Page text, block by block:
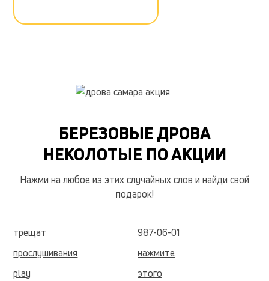
БЕРЕЗОВЫЕ ДРОВА
НЕКОЛОТЫЕ ПО АКЦИИ
Нажми на любое из этих случайных слов и найди свой
подарок!
трещат
987-06-01
прослушивания
нажмите
play
этого